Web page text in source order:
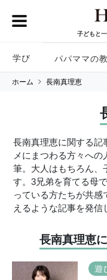
子どもと
学び パパママの
ホーム 長南真理恵
長南真理恵に関する記
メにまつわる方々へ
筆。大人はもちろん、
す。3兄弟を育てる母
っている方たちが共感
えるような記事を発信
長南真理恵
遊